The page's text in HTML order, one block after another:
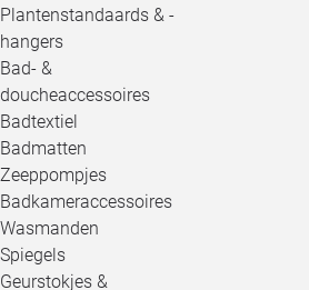
Plantenstandaards & -
hangers
Bad- &
doucheaccessoires
Badtextiel
Badmatten
Zeeppompjes
Badkameraccessoires
Wasmanden
Spiegels
Geurstokjes &